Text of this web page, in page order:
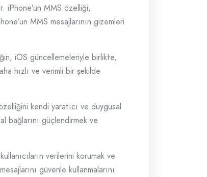
iPhone’un MMS özelliği,
MMS mesajlarının gizemleri
iOS güncellemeleriyle birlikte,
hızlı ve verimli bir şekilde
kendi yaratıcı ve duygusal
bağlarını güçlendirmek ve
verilerini korumak ve
güvenle kullanmalarını